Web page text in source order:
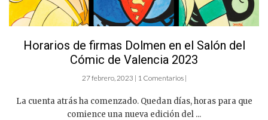
Horarios de firmas Dolmen en el Salón del
Cómic de Valencia 2023
27 febrero, 2023 | 1 Comentarios |
La cuenta atrás ha comenzado. Quedan días, horas para que
comience una nueva edición del ...